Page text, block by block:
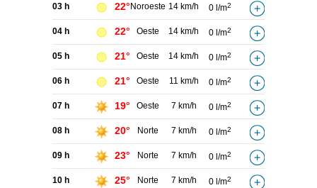
03 h 22° Noroeste 14 km/h 0 l/m2
04 h 22° Oeste 14 km/h 0 l/m2
05 h 21° Oeste 14 km/h 0 l/m2
06 h 21° Oeste 11 km/h 0 l/m2
07 h 19° Oeste 7 km/h 0 l/m2
08 h 20° Norte 7 km/h 0 l/m2
09 h 23° Norte 7 km/h 0 l/m2
10 h 25° Norte 7 km/h 0 l/m2